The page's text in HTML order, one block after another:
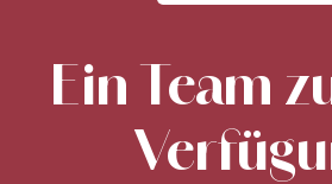
Ein Team